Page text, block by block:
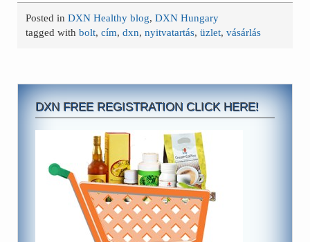
Posted inDXN Healthy blog,DXN Hungary
tagged withbolt,cím,dxn,nyitvatartás,üzlet,vásárlás
DXN FREE REGISTRATION CLICK HERE!